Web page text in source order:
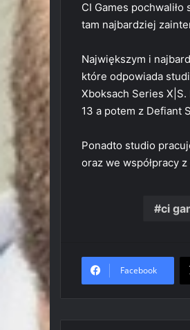
CI Games
tam najbardziej
Największym i
które odpowiada
Xboksach Series
13 a potem z Defiant
Ponadto studio
oraz we współpracy
ci
Facebook